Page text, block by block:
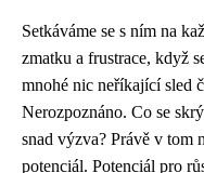
Setkáváme se s ním na
zmatku a frustrace, když
mnohé nic neříkající sled
Nerozpoznáno. Co se
snad výzva? Právě v tom
potenciál. Potenciál pro